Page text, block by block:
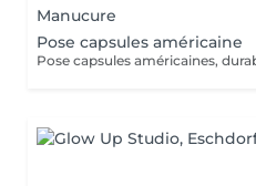
Manucure
Pose capsules américaine